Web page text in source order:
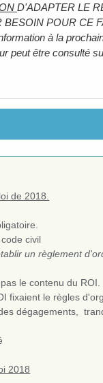
D'ADAPTER LE
BESOIN POUR CE
à la
peut être consulté
de 2018.
civil
un règlement
le contenu du ROI.
fixaient le règles
dégagements,
2018